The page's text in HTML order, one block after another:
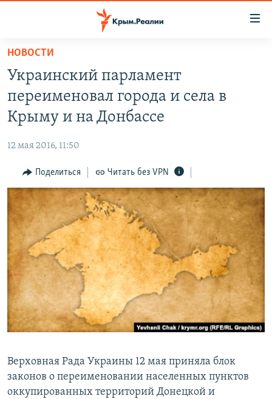
Вернуться
основному
содержанию
Вернутся
главной
Вернутся
поиску
СПЕЦПРОЕКТЫ
11 ЛЕТ ОККУПАЦИИ КРЫМА. 11 ИСТОРИЙ СОПРОТИВЛЕНИЯ
ВОДА
ЕЩЕ
ИНТЕРАКТИВ
ИНФОГРАФИКА
ТЕЛЕПРОЕКТ КРЫМ.РЕАЛИИ
СОВЕТЫ ПРАВОЗАЩИТНИКОВ
ПРОПАВШИЕ БЕЗ ВЕСТИ
ПОБЕДИТЕЛЕЙ НЕ СУДЯТ?
КРЫМ.НЕПОКОРЕННЫЙ
ELIFBE
РАДІО СВОБОДА
КАК ОБОЙТИ БЛОКИРОВКУ
Українською
Qırımtatar
ПРИСОЕДИНЯЙТЕСЬ!
Все сайты RFE/RL
НОВОСТИ
Украинский парламент
переименовал города и села в
Крыму и на Донбассе
12 мая 2016, 11:50
Поделиться Читать без VPN
Верховная Рада Украины 12 мая приняла блок
законов о переименовании населенных пунктов
оккупированных территорий Донецкой и